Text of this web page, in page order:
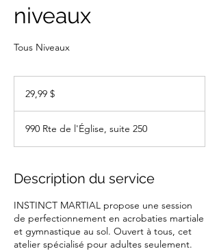
niveaux
Tous Niveaux
29,99 $
990 Rte de l'Église, suite 250
Description du service
INSTINCT MARTIAL propose une session
de perfectionnement en acrobaties martiale
et gymnastique au sol. Ouvert à tous, cet
atelier spécialisé pour adultes seulement.